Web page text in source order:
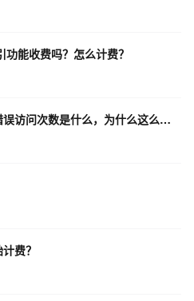
能收费吗？怎么计费？
我想问一下，oss对象存储的错误访问次数是什么，为什么这么高，计费吗？
费？